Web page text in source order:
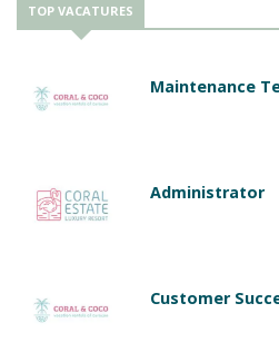
TOP VACATURES
Maintenance
Administrator
Customer